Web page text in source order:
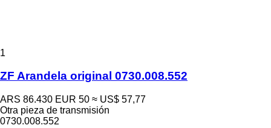
1
ZF Arandela original 0730.008.552
ARS 86.430 EUR 50 ≈ US$ 57,77
Otra pieza de transmisión
0730.008.552